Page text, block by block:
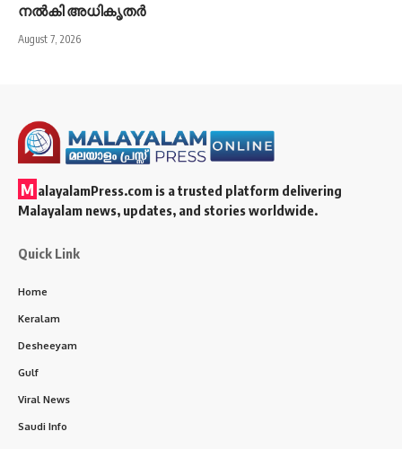
നൽകി അധികൃതർ
August 7, 2026
M alayalamPress.com is a trusted platform delivering
Malayalam news, updates, and stories worldwide.
Quick Link
Home
Keralam
Desheeyam
Gulf
Viral News
Saudi Info